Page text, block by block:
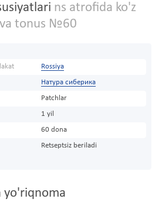
ns atrofida ko'z
tonus №60
Rossiya
Натура сиберика
Patchlar
1 yil
60 dona
Retseptsiz beriladi
yo'riqnoma